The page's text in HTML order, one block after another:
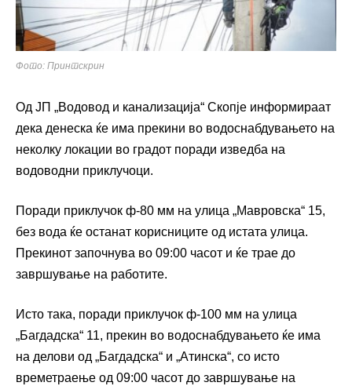
Фото: Принтскрин
Од ЈП „Водовод и канализација“ Скопје информираат
дека денеска ќе има прекини во водоснабдувањето на
неколку локации во градот поради изведба на
водоводни приклучоци.
Поради приклучок ф-80 мм на улица „Мавровска“ 15,
без вода ќе останат корисниците од истата улица.
Прекинот започнува во 09:00 часот и ќе трае до
завршување на работите.
Исто така, поради приклучок ф-100 мм на улица
„Багдадска“ 11, прекин во водоснабдувањето ќе има
на делови од „Багдадска“ и „Атинска“, со исто
времетраење од 09:00 часот до завршување на